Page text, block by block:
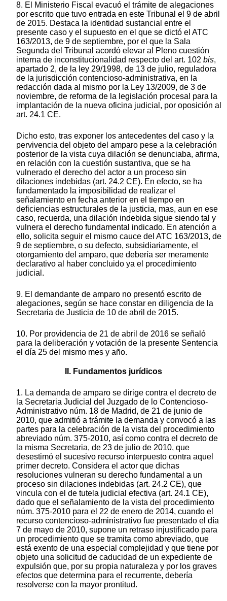
8. El Ministerio Fiscal evacuó el trámite de alegaciones
por escrito que tuvo entrada en este Tribunal el 9 de abril
de 2015. Destaca la identidad sustancial entre el
presente caso y el supuesto en el que se dictó el ATC
163/2013, de 9 de septiembre, por el que la Sala
Segunda del Tribunal acordó elevar al Pleno cuestión
interna de inconstitucionalidad respecto del art. 102 bis,
apartado 2, de la ley 29/1998, de 13 de julio, reguladora
de la jurisdicción contencioso-administrativa, en la
redacción dada al mismo por la Ley 13/2009, de 3 de
noviembre, de reforma de la legislación procesal para la
implantación de la nueva oficina judicial, por oposición al
art. 24.1 CE.
Dicho esto, tras exponer los antecedentes del caso y la
pervivencia del objeto del amparo pese a la celebración
posterior de la vista cuya dilación se denunciaba, afirma,
en relación con la cuestión sustantiva, que se ha
vulnerado el derecho del actor a un proceso sin
dilaciones indebidas (art. 24.2 CE). En efecto, se ha
fundamentado la imposibilidad de realizar el
señalamiento en fecha anterior en el tiempo en
deficiencias estructurales de la justicia, mas, aun en ese
caso, recuerda, una dilación indebida sigue siendo tal y
vulnera el derecho fundamental indicado. En atención a
ello, solicita seguir el mismo cauce del ATC 163/2013, de
9 de septiembre, o su defecto, subsidiariamente, el
otorgamiento del amparo, que debería ser meramente
declarativo al haber concluido ya el procedimiento
judicial.
9. El demandante de amparo no presentó escrito de
alegaciones, según se hace constar en diligencia de la
Secretaria de Justicia de 10 de abril de 2015.
10. Por providencia de 21 de abril de 2016 se señaló
para la deliberación y votación de la presente Sentencia
el día 25 del mismo mes y año.
II. Fundamentos jurídicos
1. La demanda de amparo se dirige contra el decreto de
la Secretaria Judicial del Juzgado de lo Contencioso-
Administrativo núm. 18 de Madrid, de 21 de junio de
2010, que admitió a trámite la demanda y convocó a las
partes para la celebración de la vista del procedimiento
abreviado núm. 375-2010, así como contra el decreto de
la misma Secretaria, de 23 de julio de 2010, que
desestimó el sucesivo recurso interpuesto contra aquel
primer decreto. Considera el actor que dichas
resoluciones vulneran su derecho fundamental a un
proceso sin dilaciones indebidas (art. 24.2 CE), que
vincula con el de tutela judicial efectiva (art. 24.1 CE),
dado que el señalamiento de la vista del procedimiento
núm. 375-2010 para el 22 de enero de 2014, cuando el
recurso contencioso-administrativo fue presentado el día
7 de mayo de 2010, supone un retraso injustificado para
un procedimiento que se tramita como abreviado, que
está exento de una especial complejidad y que tiene por
objeto una solicitud de caducidad de un expediente de
expulsión que, por su propia naturaleza y por los graves
efectos que determina para el recurrente, debería
resolverse con la mayor prontitud.